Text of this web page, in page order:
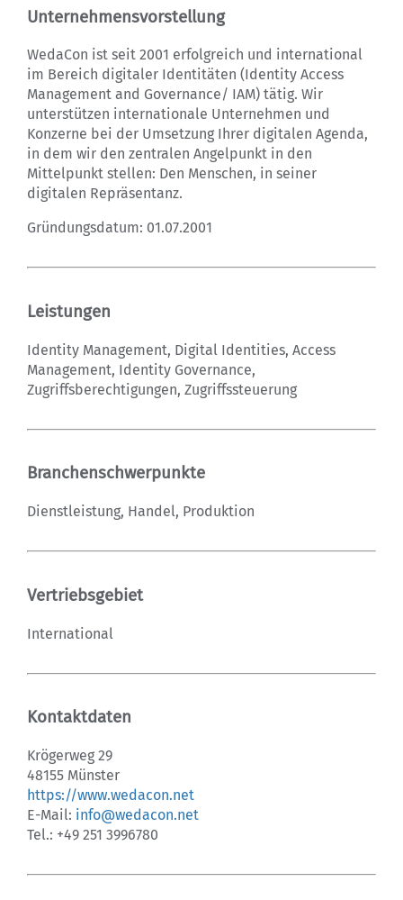
Unternehmensvorstellung
WedaCon ist seit 2001 erfolgreich und international
im Bereich digitaler Identitäten (Identity Access
Management and Governance/ IAM) tätig. Wir
unterstützen internationale Unternehmen und
Konzerne bei der Umsetzung Ihrer digitalen Agenda,
in dem wir den zentralen Angelpunkt in den
Mittelpunkt stellen: Den Menschen, in seiner
digitalen Repräsentanz.
Gründungsdatum: 01.07.2001
Leistungen
Identity Management, Digital Identities, Access
Management, Identity Governance,
Zugriffsberechtigungen, Zugriffssteuerung
Branchenschwerpunkte
Dienstleistung, Handel, Produktion
Vertriebsgebiet
International
Kontaktdaten
Krögerweg 29
48155 Münster
https://www.wedacon.net
E-Mail: info@wedacon.net
Tel.: +49 251 3996780